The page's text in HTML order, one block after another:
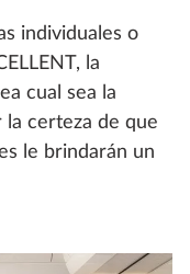
individuales o
la
cual sea la
certeza de que
le brindarán un